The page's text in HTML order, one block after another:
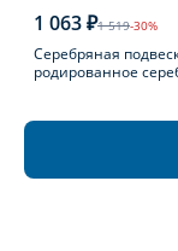
1 063 ₽1 519-30%
Серебряная
родированное